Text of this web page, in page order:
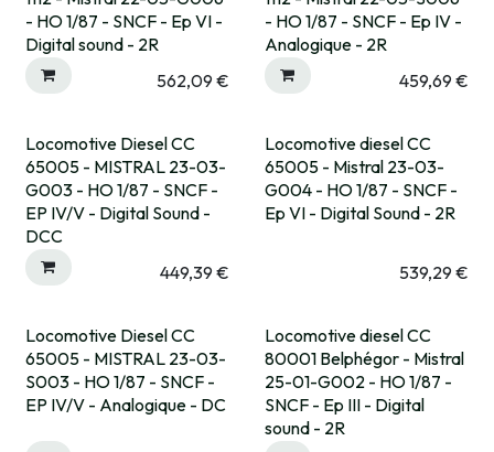
- HO 1/87 - SNCF - Ep VI -
Digital sound - 2R
562,09 € Expédié sous 15 jrs
- HO 1/87 - SNCF - Ep IV -
Analogique - 2R
459,69 €
Locomotive Diesel CC
65005 - MISTRAL 23-03-
G003 - HO 1/87 - SNCF -
EP IV/V - Digital Sound -
DCC
449,39 €
Rupture fournisseur
Locomotive diesel CC
65005 - Mistral 23-03-
G004 - HO 1/87 - SNCF -
Ep VI - Digital Sound - 2R
539,29 €
Locomotive Diesel CC
65005 - MISTRAL 23-03-
S003 - HO 1/87 - SNCF -
EP IV/V - Analogique - DC
Locomotive diesel CC
80001 Belphégor - Mistral
25-01-G002 - HO 1/87 -
SNCF - Ep III - Digital
sound - 2R